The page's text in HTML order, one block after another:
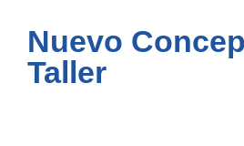
Nuevo
Taller